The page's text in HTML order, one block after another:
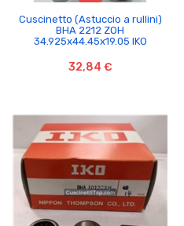
Cuscinetto (Astuccio a rullini)
BHA 2212 ZOH
34.925x44.45x19.05 IKO
32,84 €